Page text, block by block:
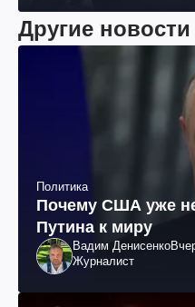
Другие новости
Политика
Почему США уже
Путина к миру
Вадим Денисенко
Журналист